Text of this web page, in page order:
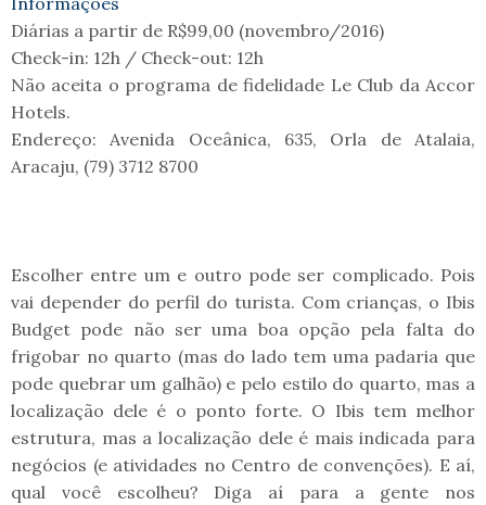
Diárias a partir de R$99,00 (novembro/2016)
Check-in: 12h / Check-out: 12h
Não aceita o programa de fidelidade Le Club da Accor
Hotels.
Endereço: Avenida Oceânica, 635, Orla de Atalaia,
Aracaju, (79) 3712 8700
Escolher entre um e outro pode ser complicado. Pois
vai depender do perfil do turista. Com crianças, o Ibis
Budget pode não ser uma boa opção pela falta do
frigobar no quarto (mas do lado tem uma padaria que
pode quebrar um galhão) e pelo estilo do quarto, mas a
localização dele é o ponto forte. O Ibis tem melhor
estrutura, mas a localização dele é mais indicada para
negócios (e atividades no Centro de convenções). E aí,
qual você escolheu? Diga aí para a gente nos